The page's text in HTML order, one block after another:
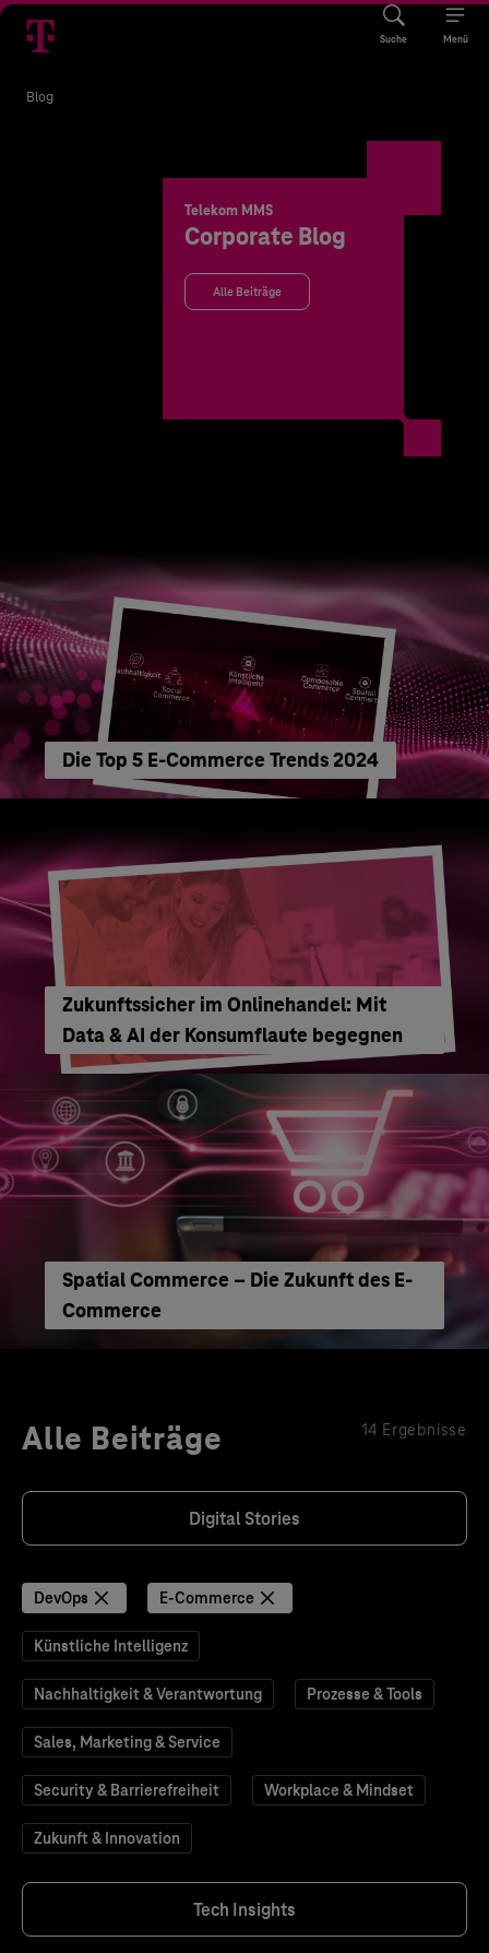
Suche Menü
Blog
Telekom MMS
Corporate Blog
Alle Beiträge
Die Top 5 E-Commerce Trends 2024
Zukunftssicher im Onlinehandel: Mit
Data & AI der Konsumflaute begegnen
Spatial Commerce – Die Zukunft des E-
Commerce
Alle Beiträge 14 Ergebnisse
Digital Stories
DevOps E-Commerce
Künstliche Intelligenz
Nachhaltigkeit & Verantwortung Prozesse & Tools
Sales, Marketing & Service
Security & Barrierefreiheit Workplace & Mindset
Zukunft & Innovation
Tech Insights